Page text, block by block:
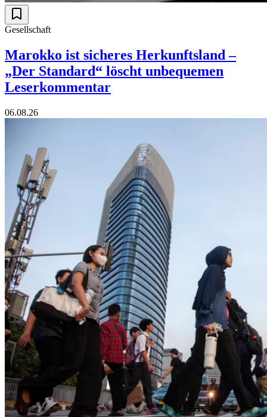
Gesellschaft
Marokko ist sicheres Herkunftsland –
„Der Standard“ löscht unbequemen
Leserkommentar
06.08.26